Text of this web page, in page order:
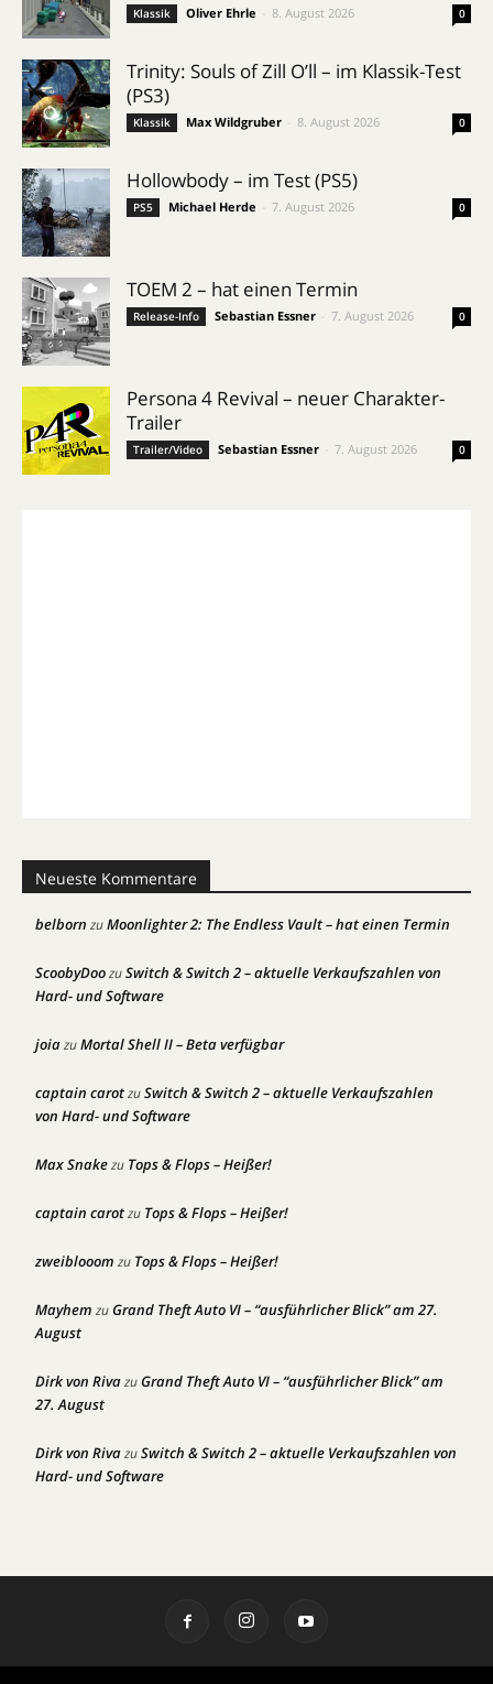
Klassik Oliver Ehrle 8. August 2026 0
Trinity: Souls of Zill O’ll – im Klassik-Test
(PS3)
Klassik Max Wildgruber 8. August 2026 0
Hollowbody – im Test (PS5)
PS5 Michael Herde 7. August 2026 0
TOEM 2 – hat einen Termin
Release-Info Sebastian Essner 7. August 2026 0
Persona 4 Revival – neuer Charakter-
Trailer
Trailer/Video Sebastian Essner 7. August 2026 0
Neueste Kommentare
belborn zuMoonlighter 2: The Endless Vault – hat einen Termin
ScoobyDoozuSwitch & Switch 2 – aktuelle Verkaufszahlen von
Hard- und Software
joiazuMortal Shell II – Beta verfügbar
captain carotzuSwitch & Switch 2 – aktuelle Verkaufszahlen
von Hard- und Software
Max Snakezu Tops & Flops – Heißer!
captain carotzu Tops & Flops – Heißer!
zweiblooom zu Tops & Flops – Heißer!
Mayhem zuGrand Theft Auto VI – “ausführlicher Blick” am 27.
August
Dirk von RivazuGrand Theft Auto VI – “ausführlicher Blick” am
27. August
Dirk von RivazuSwitch & Switch 2 – aktuelle Verkaufszahlen von
Hard- und Software